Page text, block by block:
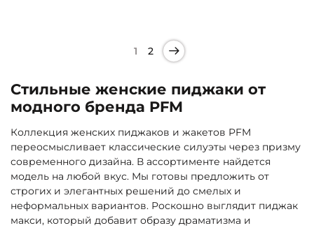
1 2
Стильные женские пиджаки от
модного бренда PFM
Коллекция женских пиджаков и жакетов PFM
переосмысливает классические силуэты через призму
современного дизайна. В ассортименте найдется
модель на любой вкус. Мы готовы предложить от
строгих и элегантных решений до смелых и
неформальных вариантов. Роскошно выглядит пиджак
макси, который добавит образу драматизма и